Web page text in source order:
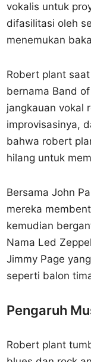
vokalis untuk
difasilitasi oleh
menemukan
Robert plant
bernama Band
jangkauan vokal
improvisasinya,
bahwa robert
hilang untuk
Bersama John
mereka
kemudian
Nama Led
Jimmy Page
seperti balon
Pengaruh
Robert plant